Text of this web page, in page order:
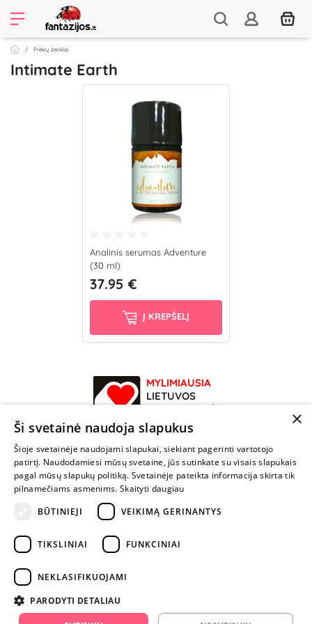
Prekių ženklai
Intimate Earth
Analinis serumas Adventure
(30 ml)
37.95 €
Į KREPŠELĮ
MYLIMIAUSIA
LIETUVOS
ELEKTRONINĖ
PARDUOTUVĖ
NENUSTOK
ŽAISTI
+370 600 84088
info@fantazijos.lt
instagram.com/fantazijos.lt
×
Ši svetainė naudoja slapukus
Šioje svetainėje naudojami slapukai, siekiant pagerinti vartotojo
patirtį. Naudodamiesi mūsų svetaine, jūs sutinkate su visais slapukais
pagal mūsų slapukų politiką. Svetainėje pateikta informacija skirta tik
pilnamečiams asmenims. Skaityti daugiau
BŪTINIEJI
VEIKIMĄ GERINANTYS
TIKSLINIAI FUNKCINIAI
NEKLASIFIKUOJAMI
PARODYTI DETALIAU